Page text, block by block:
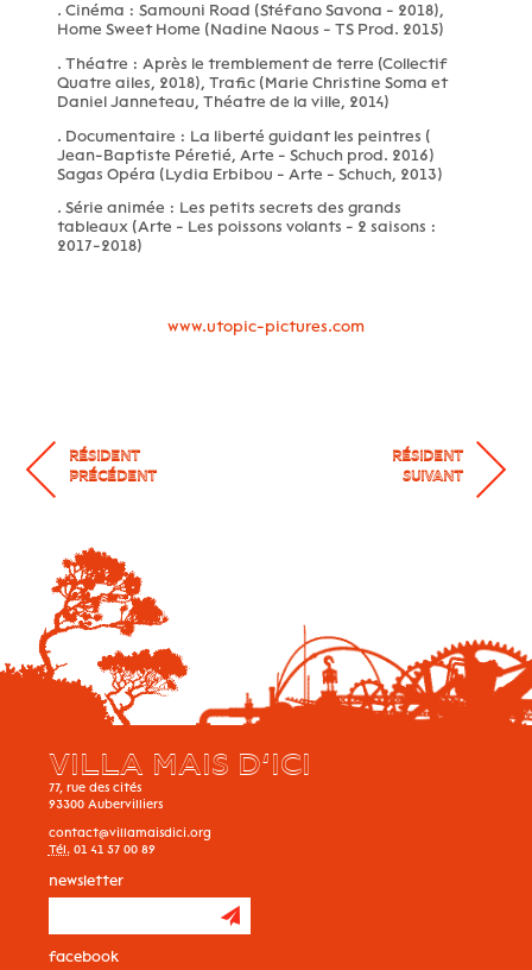
. Cinéma : Samouni Road (Stéfano Savona - 2018),
Home Sweet Home (Nadine Naous - TS Prod. 2015)
. Théatre : Après le tremblement de terre (Collectif
Quatre ailes, 2018), Trafic (Marie Christine Soma et
Daniel Janneteau, Théatre de la ville, 2014)
. Documentaire : La liberté guidant les peintres (
Jean-Baptiste Péretié, Arte - Schuch prod. 2016)
Sagas Opéra (Lydia Erbibou - Arte - Schuch, 2013)
. Série animée : Les petits secrets des grands
tableaux (Arte - Les poissons volants - 2 saisons :
2017-2018)
www.utopic-pictures.com
RÉSIDENT
PRÉCÉDENT
RÉSIDENT
SUIVANT
newsletter
facebook
VILLA MAIS D’ICI
77, rue des cités
93300 Aubervilliers
contact@villamaisdici.org
Tél. 01 41 57 00 89